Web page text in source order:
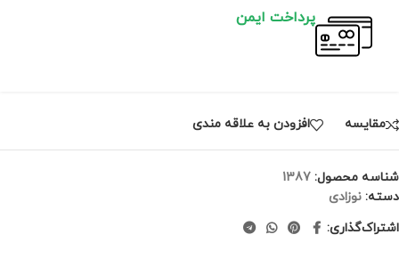
پرداخت ایمن
مقايسه افزودن به علاقه مندی
شناسه محصول: 1387
دسته: نوزادی
اشتراک‌گذاری: